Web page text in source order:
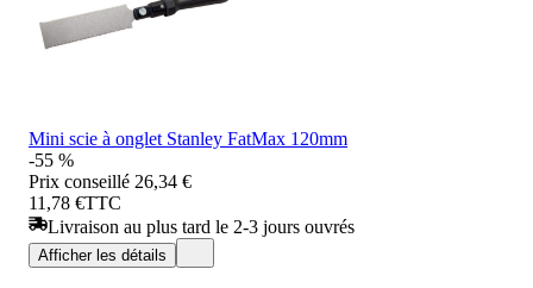
Mini scie à onglet Stanley FatMax 120mm
-55 %
Prix conseillé 26,34 €
11,78 €TTC
Livraison au plus tard le 2-3 jours ouvrés
Afficher les détails